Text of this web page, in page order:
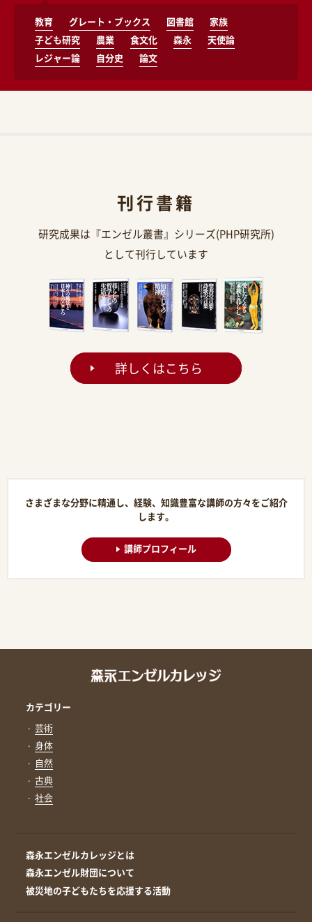
教育 グレート・ブックス 図書館
家族
子ども研究
農業 食文化 森永
天使論
レジャー論
自分史 論文
刊行書籍
研究成果は『エンゼル叢書』シリーズ(PHP研究所)
として刊行しています
詳しくはこちら
さまざまな分野に精通し、経験、知識豊富な講師の方々をご紹介
します。
講師プロフィール
カテゴリー
芸術
身体
自然
古典
社会
森永エンゼルカレッジとは
森永エンゼル財団について
被災地の子どもたちを応援する活動